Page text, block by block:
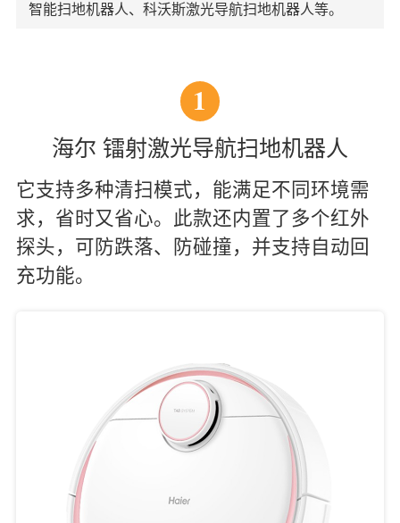
智能扫地机器人、科沃斯激光导航扫地机器人等。
1
海尔 镭射激光导航扫地机器人
它支持多种清扫模式，能满足不同环境需
求，省时又省心。此款还内置了多个红外
探头，可防跌落、防碰撞，并支持自动回
充功能。